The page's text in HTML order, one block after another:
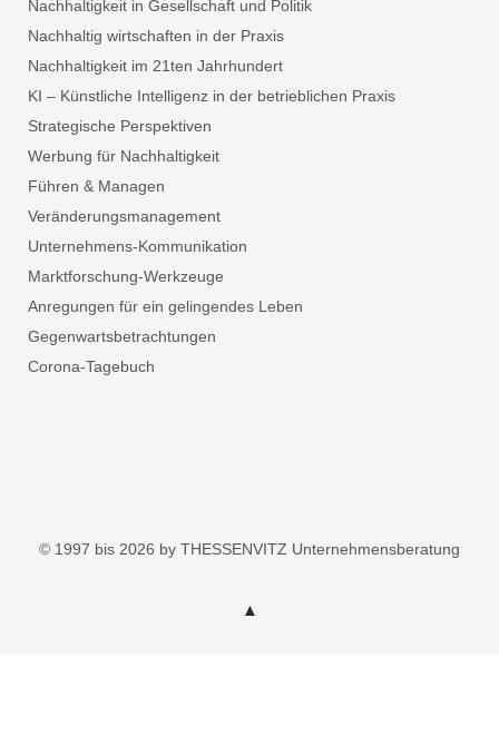
Nachhaltigkeit in Gesellschaft und Politik
Nachhaltig wirtschaften in der Praxis
Nachhaltigkeit im 21ten Jahrhundert
KI – Künstliche Intelligenz in der betrieblichen Praxis
Strategische Perspektiven
Werbung für Nachhaltigkeit
Führen & Managen
Veränderungsmanagement
Unternehmens-Kommunikation
Marktforschung-Werkzeuge
Anregungen für ein gelingendes Leben
Gegenwartsbetrachtungen
Corona-Tagebuch
© 1997 bis 2026 by THESSENVITZ Unternehmensberatung